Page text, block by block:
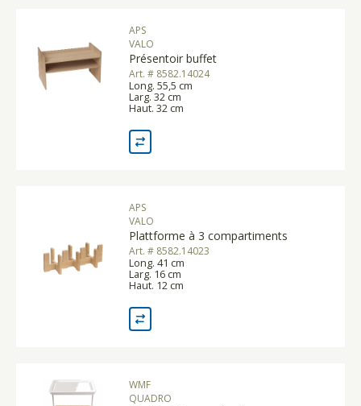
APS
VALO
Présentoir buffet
Art. # 8582.14024
Long. 55,5 cm
Larg. 32 cm
Haut. 32 cm
APS
VALO
Plattforme à 3 compartiments
Art. # 8582.14023
Long. 41 cm
Larg. 16 cm
Haut. 12 cm
WMF
QUADRO